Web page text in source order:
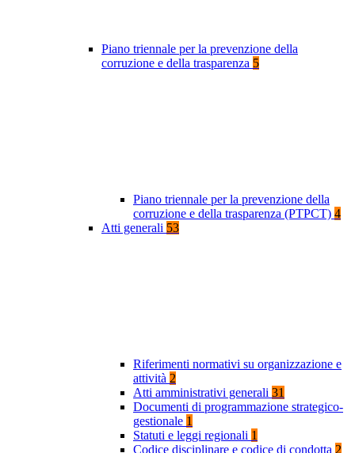
Piano triennale per la prevenzione della
corruzione e della trasparenza 5
Piano triennale per la prevenzione della
corruzione e della trasparenza (PTPCT) 4
Atti generali 53
Riferimenti normativi su organizzazione e
attività 2
Atti amministrativi generali 31
Documenti di programmazione strategico-
gestionale 1
Statuti e leggi regionali 1
Codice disciplinare e codice di condotta 2